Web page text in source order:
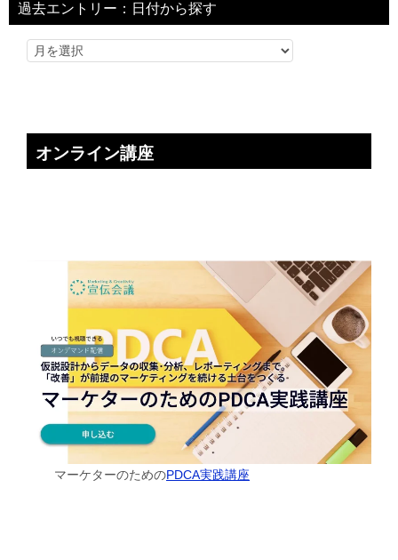
過去エントリー：日付から探す
オンライン講座
マーケターのためのPDCA実践講座